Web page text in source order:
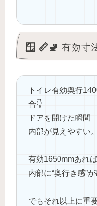
🪟 📏🚽 有効寸
トイレ有効奥行
合👇
ドアを開けた瞬間
内部が見えやすい。
有効1650mmあれば
内部に“奥行き感”が
でもそれ以上に重